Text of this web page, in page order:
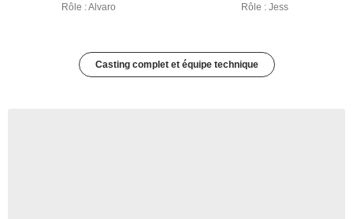
Rôle : Alvaro Rôle : Jess
Casting complet et équipe technique